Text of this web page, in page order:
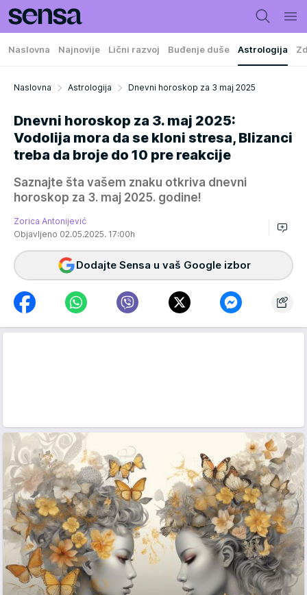
Naslovna Najnovije Lični razvoj Buđenje duše Astrologija
Naslovna Astrologija Dnevni horoskop za 3 maj 2025
Dnevni horoskop za 3. maj 2025:
Vodolija mora da se kloni stresa, Blizanci
treba da broje do 10 pre reakcije
Saznajte šta vašem znaku otkriva dnevni
horoskop za 3. maj 2025. godine!
Zorica Antonijević
Objavljeno 02.05.2025. 17:00h
Dodajte Sensa u vaš Google izbor